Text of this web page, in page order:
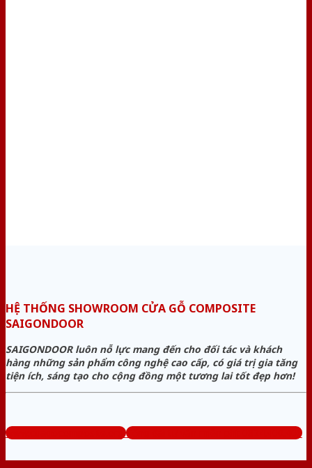
HỆ THỐNG SHOWROOM CỬA GỖ COMPOSITE
SAIGONDOOR
SAIGONDOOR luôn nỗ lực mang đến cho đối tác và khách
hàng những sản phẩm công nghệ cao cấp, có giá trị gia tăng
tiện ích, sáng tạo cho cộng đồng một tương lai tốt đẹp hơn!
www.cuagocomposite.org Tổng đài tư vấn miễn phí: 0824.400.400